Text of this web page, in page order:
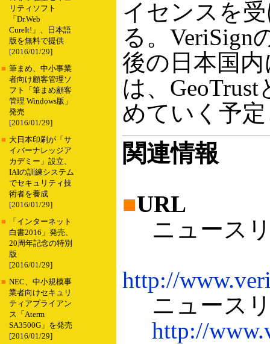
リティソフト
「Dr.Web
CureIt!」、日本語
版を無料で提供
[2016/01/29]
■ 筆まめ、中小事業
者向け顧客管理ソ
フト「筆まめ顧客
管理 Windows版」
発売
[2016/01/29]
■ 大日本印刷が「サ
イバーナレッジア
カデミー」設立、
IAIの訓練システム
でセキュリティ技
術者を養成
[2016/01/29]
■
「インターネット
白書2016」発売、
20周年記念の特別
版
[2016/01/29]
■ NEC、中小規模事
業者向けセキュリ
ティアプライアン
ス「Aterm
SA3500G」を発売
[2016/01/29]
イセンスを
る。VeriSign
後の日本国
は、
めていく予
関連情報
■URL
ニュースリ
http://
ニュースリ
http://